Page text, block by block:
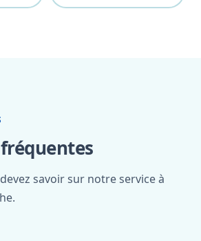
savoir sur notre service à